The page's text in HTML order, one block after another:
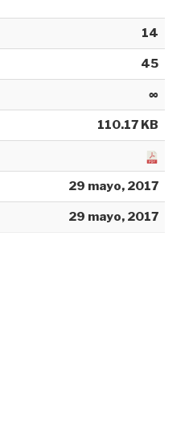
14
45
∞
110.17 KB
29 mayo, 2017
29 mayo, 2017